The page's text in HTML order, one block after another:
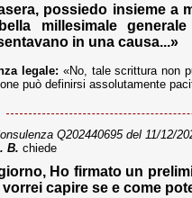
possiedo insieme a
millesimale
in una causa...»
legale: «No, tale scrittura non
può definirsi assolutamente
Q202440695del 11/12/
B. chiede
Ho firmato un
capire se e come